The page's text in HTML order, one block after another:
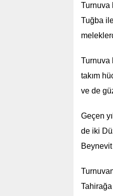
Turnuva
Tuğba
Turnuva
takım
ve de
Geçen
de iki
Beynevit
Tahirağa